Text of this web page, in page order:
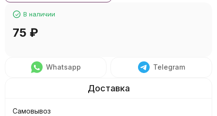
В наличии
75 ₽
Whatsapp Telegram
Самовывоз